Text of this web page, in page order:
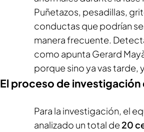
Puñetazos, pesadillas,
conductas que podrían
manera frecuente.
como apunta Gerard
porque sino ya vas tarde,
El proceso de
Para la investigación, el
analizado un total de 20